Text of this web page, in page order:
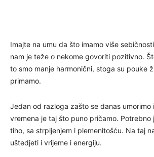
Imajte na umu da što imamo više
nam je teže o nekome govoriti pozitivno.
to smo manje harmonični, stoga su pouke
primamo.
Jedan od razloga zašto se danas umorimo
vremena je taj što puno pričamo. Potrebno
tiho, sa strpljenjem i plemenitošću. Na taj
uštedjeti i vrijeme i energiju.